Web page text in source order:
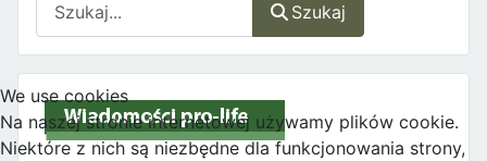
Szukaj
We use cookies
Na naszej stronie internetowej używamy plików cookie.
Niektóre z nich są niezbędne dla funkcjonowania strony,